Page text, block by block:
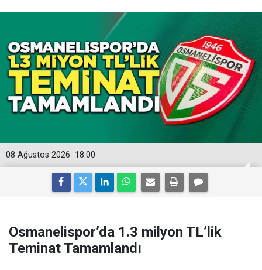
18:00
08 Ağustos 2026
Osmanelispor’da 1.3 milyon TL’lik
Teminat Tamamlandı